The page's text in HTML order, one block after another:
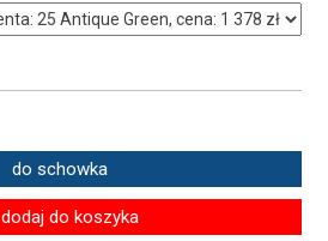
do schowka
dodaj do koszyka